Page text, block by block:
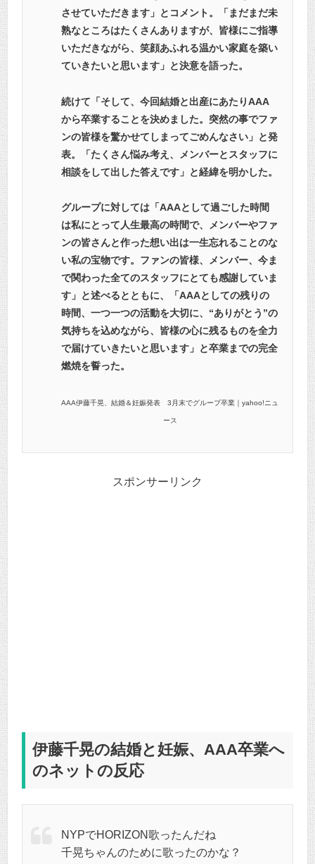
させていただきます」とコメント。「まだまだ未
熟なところはたくさんありますが、皆様にご指導
いただきながら、笑顔あふれる温かい家庭を築い
ていきたいと思います」と決意を語った。
続けて「そして、今回結婚と出産にあたりAAA
から卒業することを決めました。突然の事でファ
ンの皆様を驚かせてしまってごめんなさい」と発
表。「たくさん悩み考え、メンバーとスタッフに
相談をして出した答えです」と経緯を明かした。
グループに対しては「AAAとして過ごした時間
は私にとって人生最高の時間で、メンバーやファ
ンの皆さんと作った想い出は一生忘れることのな
い私の宝物です。ファンの皆様、メンバー、今ま
で関わった全てのスタッフにとても感謝していま
す」と述べるとともに、「AAAとしての残りの
時間、一つ一つの活動を大切に、“ありがとう”の
気持ちを込めながら、皆様の心に残るものを全力
で届けていきたいと思います」と卒業までの完全
燃焼を誓った。
AAA伊藤千晃、結婚＆妊娠発表 3月末でグループ卒業｜yahoo!ニュ
ース
スポンサーリンク
伊藤千晃の結婚と妊娠、AAA卒業へ
のネットの反応
NYPでHORIZON歌ったんだね
千晃ちゃんのために歌ったのかな？